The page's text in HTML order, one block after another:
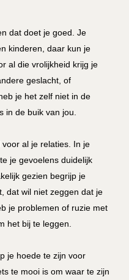
dat doet je goed. Je
kinderen, daar kun je
al die vrolijkheid krijg je
geslacht, of
je het zelf niet in de
in de buik van jou.
al je relaties. In je
je gevoelens duidelijk
gezien begrijp je
dat wil niet zeggen dat je
je problemen of ruzie met
het bij te leggen.
je hoede te zijn voor
te mooi is om waar te zijn